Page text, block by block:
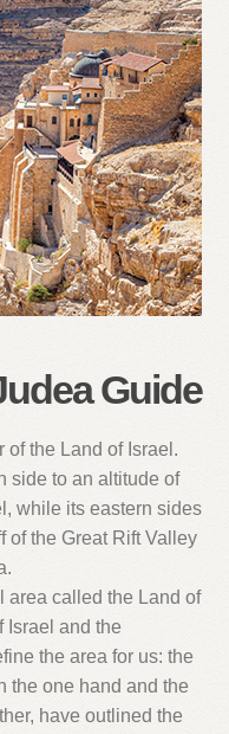
Guide
of the Land of Israel.
side to an altitude of
while its eastern sides
of the Great Rift Valley
area called the Land of
Israel and the
the area for us: the
the one hand and the
have outlined the